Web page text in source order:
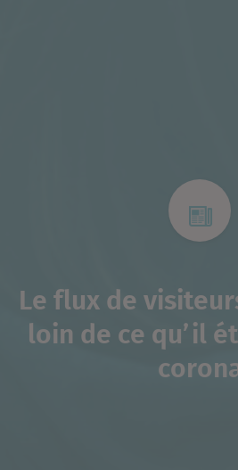
Le flux de
loin de ce qu’il